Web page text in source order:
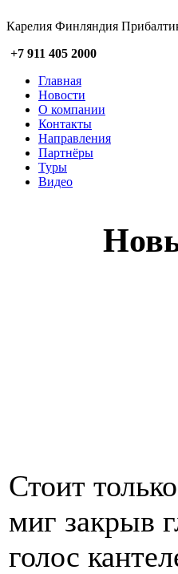
Карелия Финляндия
+7 911 405 2000
Главная
Новости
О компании
Контакты
Направления
Партнёры
Туры
Видео
Стоит
миг закрыв
голос